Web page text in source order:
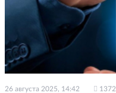
26 августа 2025, 14:42 1372